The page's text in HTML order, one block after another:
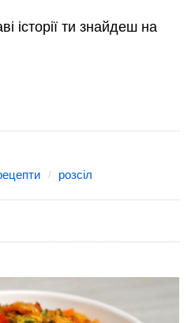
історії ти знайдеш на
розсіл